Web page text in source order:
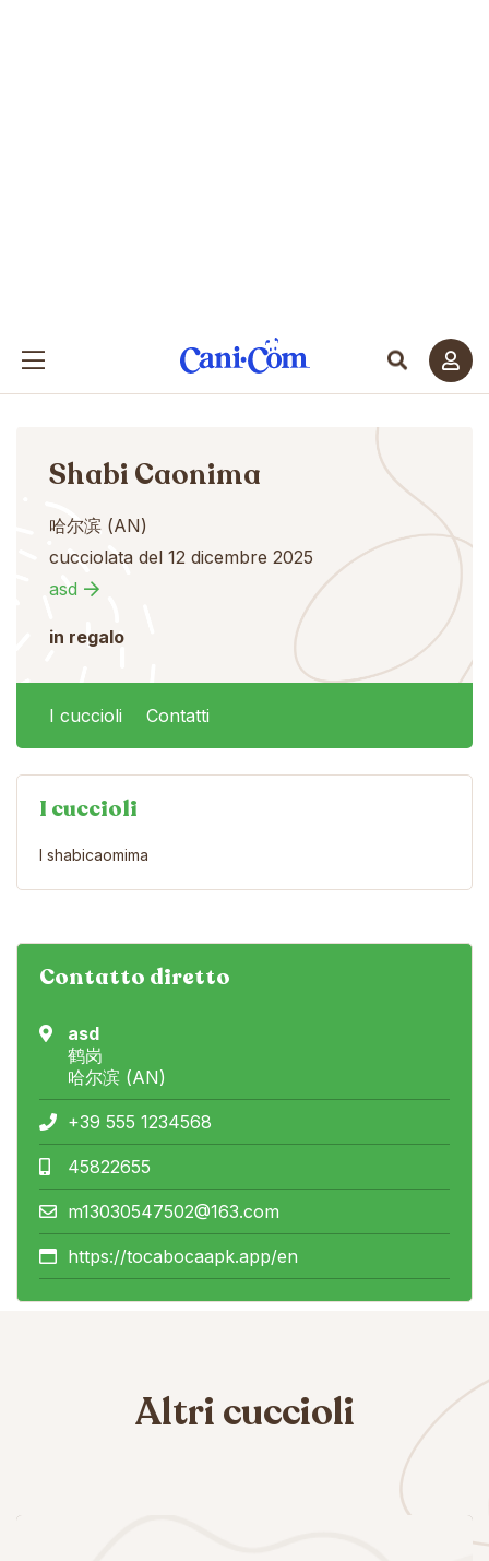
Shabi Caonima
哈尔滨 (AN)
cucciolata del 12 dicembre 2025
asd
in regalo
I cuccioli Contatti
I cuccioli
I shabicaomima
Contatto diretto
asd
鹤岗
哈尔滨 (AN)
+39 555 1234568
45822655
m13030547502@163.com
https://tocabocaapk.app/en
Altri cuccioli